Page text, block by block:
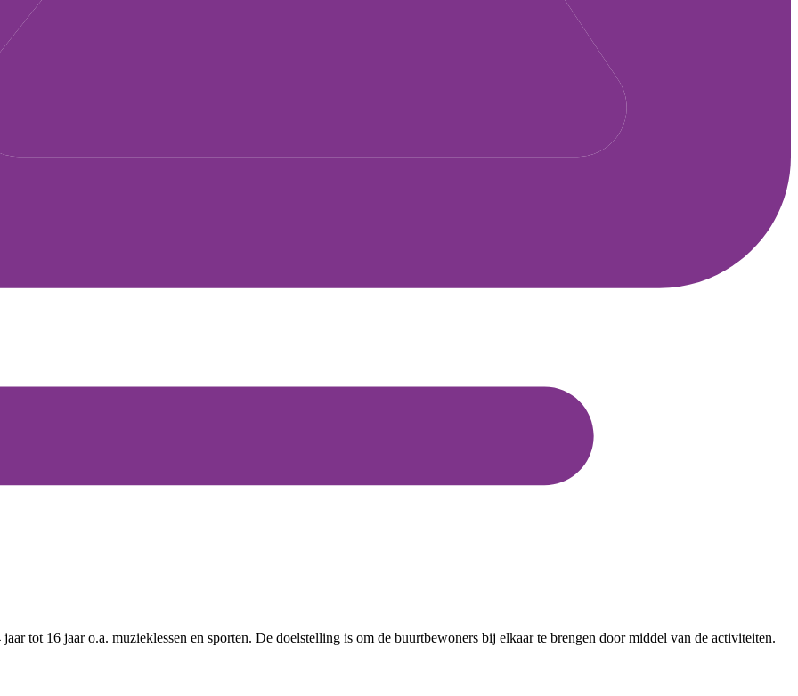
tot 16 jaar o.a. muzieklessen en sporten. De doelstelling is om de buurtbewoners bij elkaar te brengen door middel van de activiteiten.